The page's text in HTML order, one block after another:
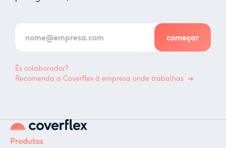
És colaborador?
Recomenda a Coverflex à empresa onde trabalhas
Produtos